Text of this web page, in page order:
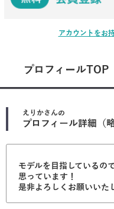
アカウントをお
プロフィールTOP
えりかさんの
プロフィール詳細（略
モデルを目指しているの
思っています！
是非よろしくお願いいた